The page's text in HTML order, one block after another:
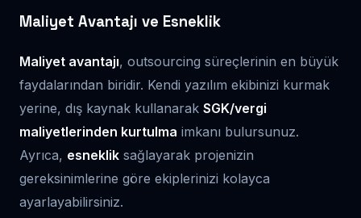
Maliyet Avantajı ve Esneklik
Maliyet avantajı, outsourcing süreçlerinin en büyük
faydalarından biridir. Kendi yazılım ekibinizi kurmak
yerine, dış kaynak kullanarak SGK/vergi
maliyetlerinden kurtulma imkanı bulursunuz.
Ayrıca, esneklik sağlayarak projenizin
gereksinimlerine göre ekiplerinizi kolayca
ayarlayabilirsiniz.